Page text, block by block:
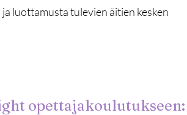
luottamusta tulevien äitien kesken
opettajakoulutukseen: